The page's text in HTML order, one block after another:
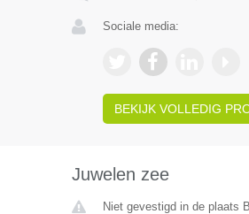
Sociale media:
BEKIJK VOLLEDIG
Juwelen zee
Niet gevestigd in de plaats